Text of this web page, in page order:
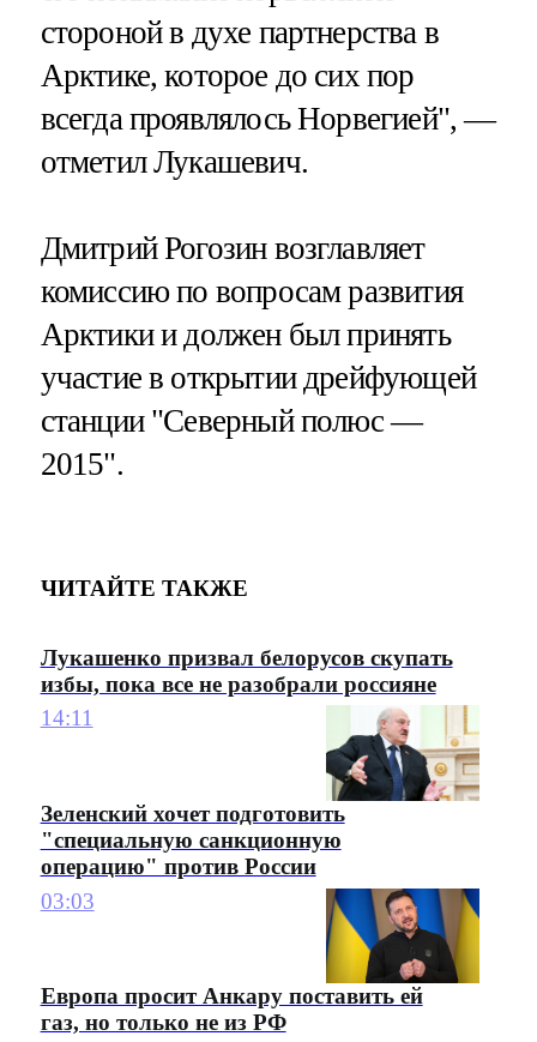
стороной в духе партнерства в
Арктике, которое до сих пор
всегда проявлялось Норвегией", —
отметил Лукашевич.
Дмитрий Рогозин возглавляет
комиссию по вопросам развития
Арктики и должен был принять
участие в открытии дрейфующей
станции "Северный полюс —
2015".
ЧИТАЙТЕ ТАКЖЕ
Лукашенко призвал белорусов скупать
избы, пока все не разобрали россияне
14:11
Зеленский хочет подготовить
"специальную санкционную
операцию" против России
03:03
Европа просит Анкару поставить ей
газ, но только не из РФ